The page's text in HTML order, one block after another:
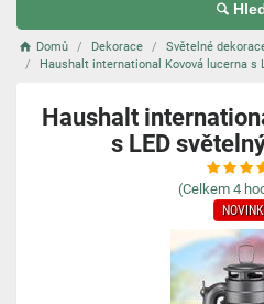
Domů Dekorace Světelné
Haushalt international Kovová lucerna s
Haushalt
s LED
(Celkem 4